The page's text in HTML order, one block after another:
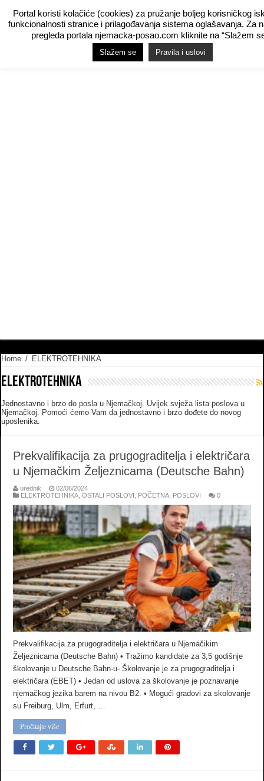
Home / ELEKTROTEHNIKA
ELEKTROTEHNIKA
Jednostavno i brzo do posla u Njemačkoj. Uvijek svježa lista poslova u
Njemačkoj. Pomoći ćemo Vam da jednostavno i brzo dođete do novog
uposlenika.
Prekvalifikacija za prugograditelja i električara
u Njemačkim Željeznicama (Deutsche Bahn)
urednik
02/06/2024
ELEKTROTEHNIKA ,OSTALI POSLOVI POČETNA POSLOVI 0
Prekvalifikacija za prugograditelja i električara u Njemačikim
Željeznicama (Deutsche Bahn) • Tražimo kandidate za 3,5 godišnje
školovanje u Deutsche Bahn-u- Školovanje je za prugograditelja i
električara (EBET) • Jedan od uslova za školovanje je poznavanje
njemačkog jezika barem na nivou B2. • Mogući gradovi za skolovanje
su Freiburg, Ulm, Erfurt, …
Pročitajte više
Portal koristi kolačiće (cookies) za pružanje boljeg korisničkog
funkcionalnosti stranice i prilagođavanja sistema oglašavanja. Za
pregleda portala njemacka-posao.com kliknite na “Slažem
Slažem se Pravila i uslovi